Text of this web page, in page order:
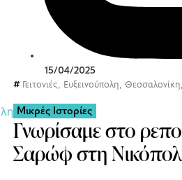
15/04/2025
Γειτονιές, Ευξεινούπολη, Θεσσαλονίκη,
Μικρές Ιστορίες
Γνωρίσαμε στο
Σαρώφ στη